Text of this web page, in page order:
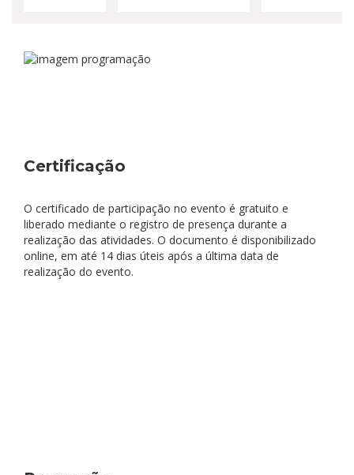
Certificação
O certificado de participação no evento é gratuito e
liberado mediante o registro de presença durante a
realização das atividades. O documento é disponibilizado
online, em até 14 dias úteis após a última data de
realização do evento.